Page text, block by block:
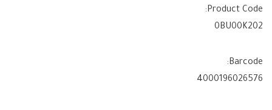
Product Code:
0BU00K202
Barcode:
4000196026576